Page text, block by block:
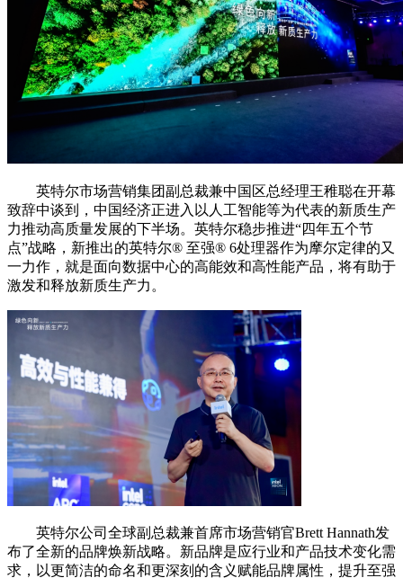
英特尔市场营销集团副总裁兼中国区总经理王稚聪在开幕
致辞中谈到，中国经济正进入以人工智能等为代表的新质生产
力推动高质量发展的下半场。英特尔稳步推进“四年五个节
点”战略，新推出的英特尔®️ 至强®️ 6处理器作为摩尔定律的又
一力作，就是面向数据中心的高能效和高性能产品，将有助于
激发和释放新质生产力。
英特尔公司全球副总裁兼首席市场营销官Brett Hannath发
布了全新的品牌焕新战略。新品牌是应行业和产品技术变化需
求，以更简洁的命名和更深刻的含义赋能品牌属性，提升至强